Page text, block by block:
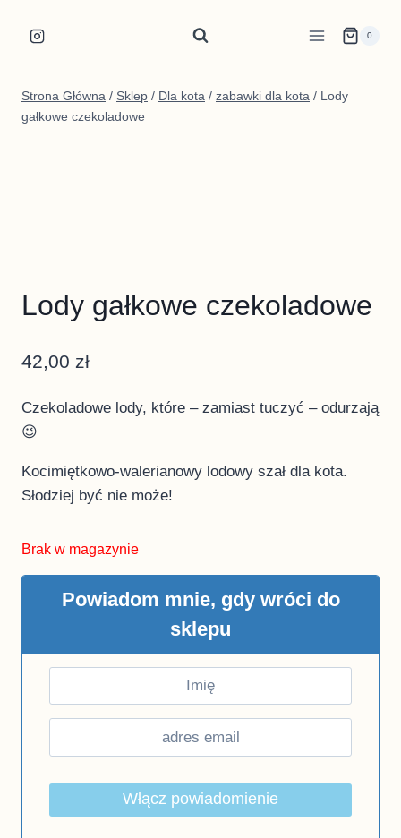
0
Strona Główna / Sklep / Dla kota / zabawki dla kota / Lody
gałkowe czekoladowe
Lody gałkowe czekoladowe
42,00 zł
Czekoladowe lody, które – zamiast tuczyć – odurzają
😉
Kocimiętkowo-walerianowy lodowy szał dla kota.
Słodziej być nie może!
Brak w magazynie
Powiadom mnie, gdy wróci do
sklepu
Włącz powiadomienie